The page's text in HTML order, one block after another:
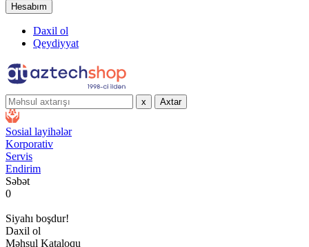
Hesabım
Daxil ol
Qeydiyyat
x Axtar
Sosial layihələr
Korporativ
Servis
Endirim
Səbət
0
Siyahı boşdur!
Daxil ol
Məhsul Kataloqu